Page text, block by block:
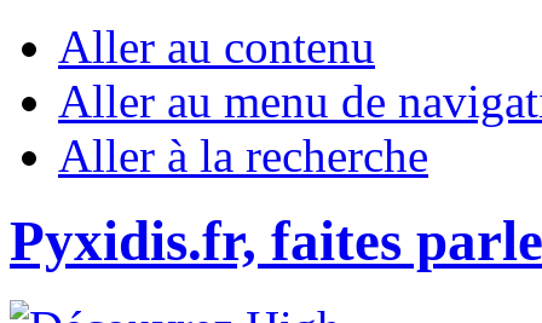
Aller au contenu
Aller au menu de
Aller à la recherche
Pyxidis.fr, faites